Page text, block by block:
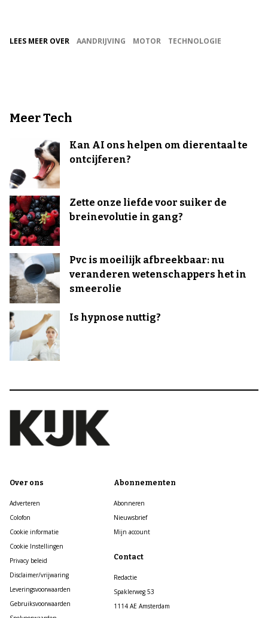
LEES MEER OVER AANDRIJVING MOTOR TECHNOLOGIE
Meer Tech
Kan AI ons helpen om dierentaal te
ontcijferen?
Zette onze liefde voor suiker de
breinevolutie in gang?
Pvc is moeilijk afbreekbaar: nu
veranderen wetenschappers het in
smeerolie
Is hypnose nuttig?
Over ons
Adverteren
Colofon
Cookie informatie
Cookie Instellingen
Privacy beleid
Disclaimer/vrijwaring
Leveringsvoorwaarden
Gebruiksvoorwaarden
Abonnementen
Abonneren
Nieuwsbrief
Mijn account
Contact
Redactie
Spaklerweg 53
1114 AE Amsterdam